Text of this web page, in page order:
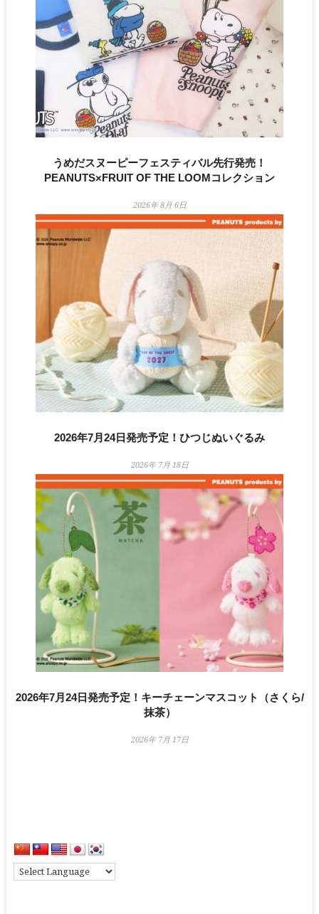
うめだスヌーピーフェスティバル先行発売！
PEANUTS×FRUIT OF THE LOOMコレクション
2026年 8月 6日
2026年7月24日発売予定！ひつじぬいぐるみ
2026年 7月 18日
2026年7月24日発売予定！キーチェーンマスコット（さくら/
抹茶）
2026年 7月 17日